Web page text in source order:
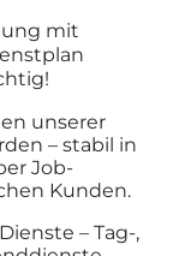
mit
unserer
– stabil in
Job-
Kunden.
– Tag-,